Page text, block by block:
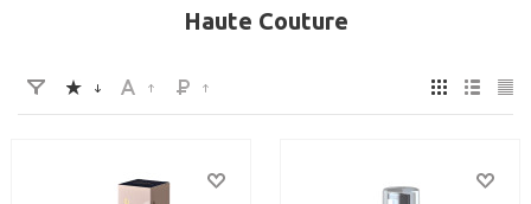
Haute Couture